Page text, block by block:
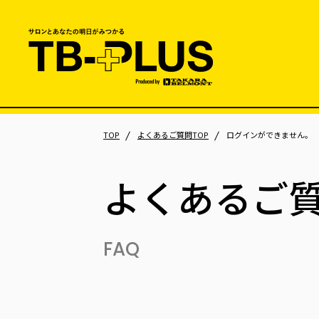
TOP よくあるご質問TOP ログインができません。
よくあるご
FAQ